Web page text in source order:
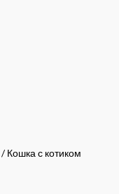
/ Кошка с котиком